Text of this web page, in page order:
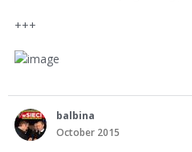
+++
balbina
October 2015